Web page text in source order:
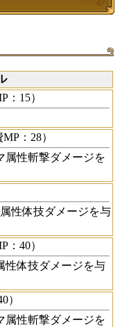
：15）
MP：28）
属性斬撃ダメージを
性体技ダメージを与
：40）
性体技ダメージを与
）
属性斬撃ダメージを